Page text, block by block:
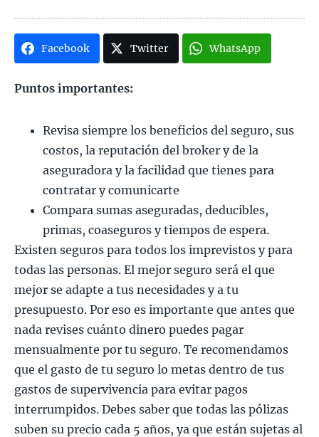
Facebook Twitter WhatsApp
Puntos importantes:
Revisa siempre los beneficios del seguro, sus
costos, la reputación del broker y de la
aseguradora y la facilidad que tienes para
contratar y comunicarte
Compara sumas aseguradas, deducibles,
primas, coaseguros y tiempos de espera.
Existen seguros para todos los imprevistos y para
todas las personas. El mejor seguro será el que
mejor se adapte a tus necesidades y a tu
presupuesto. Por eso es importante que antes que
nada revises cuánto dinero puedes pagar
mensualmente por tu seguro. Te recomendamos
que el gasto de tu seguro lo metas dentro de tus
gastos de supervivencia para evitar pagos
interrumpidos. Debes saber que todas las pólizas
suben su precio cada 5 años, ya que están sujetas al